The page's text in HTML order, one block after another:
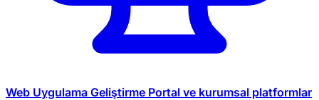
Web Uygulama Geliştirme Portal ve kurumsal platformlar